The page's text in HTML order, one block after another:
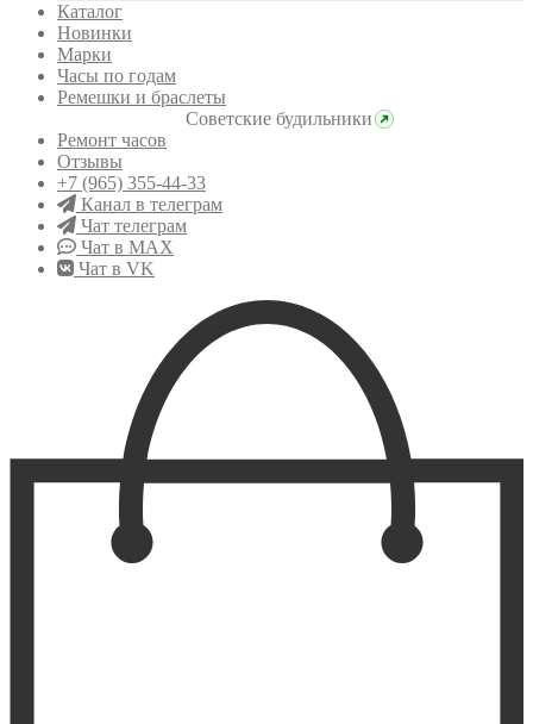
Каталог
Новинки
Марки
Часы по годам
Ремешки и браслеты
Советские будильники
Ремонт часов
Отзывы
+7 (965) 355-44-33
Канал в телеграм
Чат телеграм
Чат в MAX
Чат в VK